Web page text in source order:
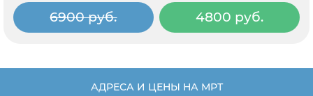
6900 руб. 4800 руб.
АДРЕСА И ЦЕНЫ НА МРТ